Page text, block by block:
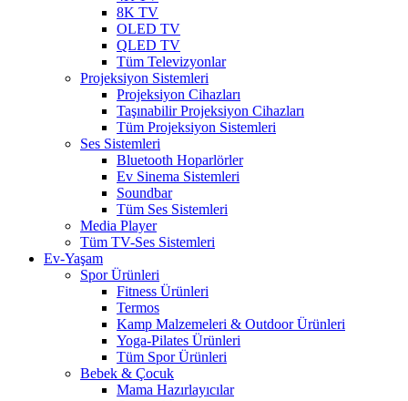
8K TV
OLED TV
QLED TV
Tüm Televizyonlar
Projeksiyon Sistemleri
Projeksiyon Cihazları
Taşınabilir Projeksiyon Cihazları
Tüm Projeksiyon Sistemleri
Ses Sistemleri
Bluetooth Hoparlörler
Ev Sinema Sistemleri
Soundbar
Tüm Ses Sistemleri
Media Player
Tüm TV-Ses Sistemleri
Ev-Yaşam
Spor Ürünleri
Fitness Ürünleri
Termos
Kamp Malzemeleri & Outdoor Ürünleri
Yoga-Pilates Ürünleri
Tüm Spor Ürünleri
Bebek & Çocuk
Mama Hazırlayıcılar